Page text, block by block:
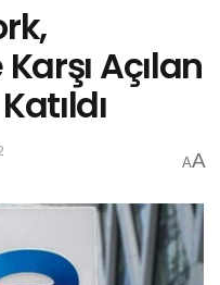
Açılan
AA